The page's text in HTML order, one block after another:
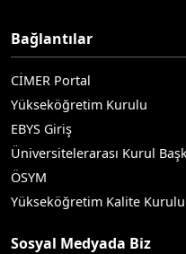
Bağlantılar
CİMER Portal
Yükseköğretim Kurulu
EBYS Giriş
Üniversitelerarası Kurul
ÖSYM
Yükseköğretim Kalite Kurulu
Sosyal Medyada Biz